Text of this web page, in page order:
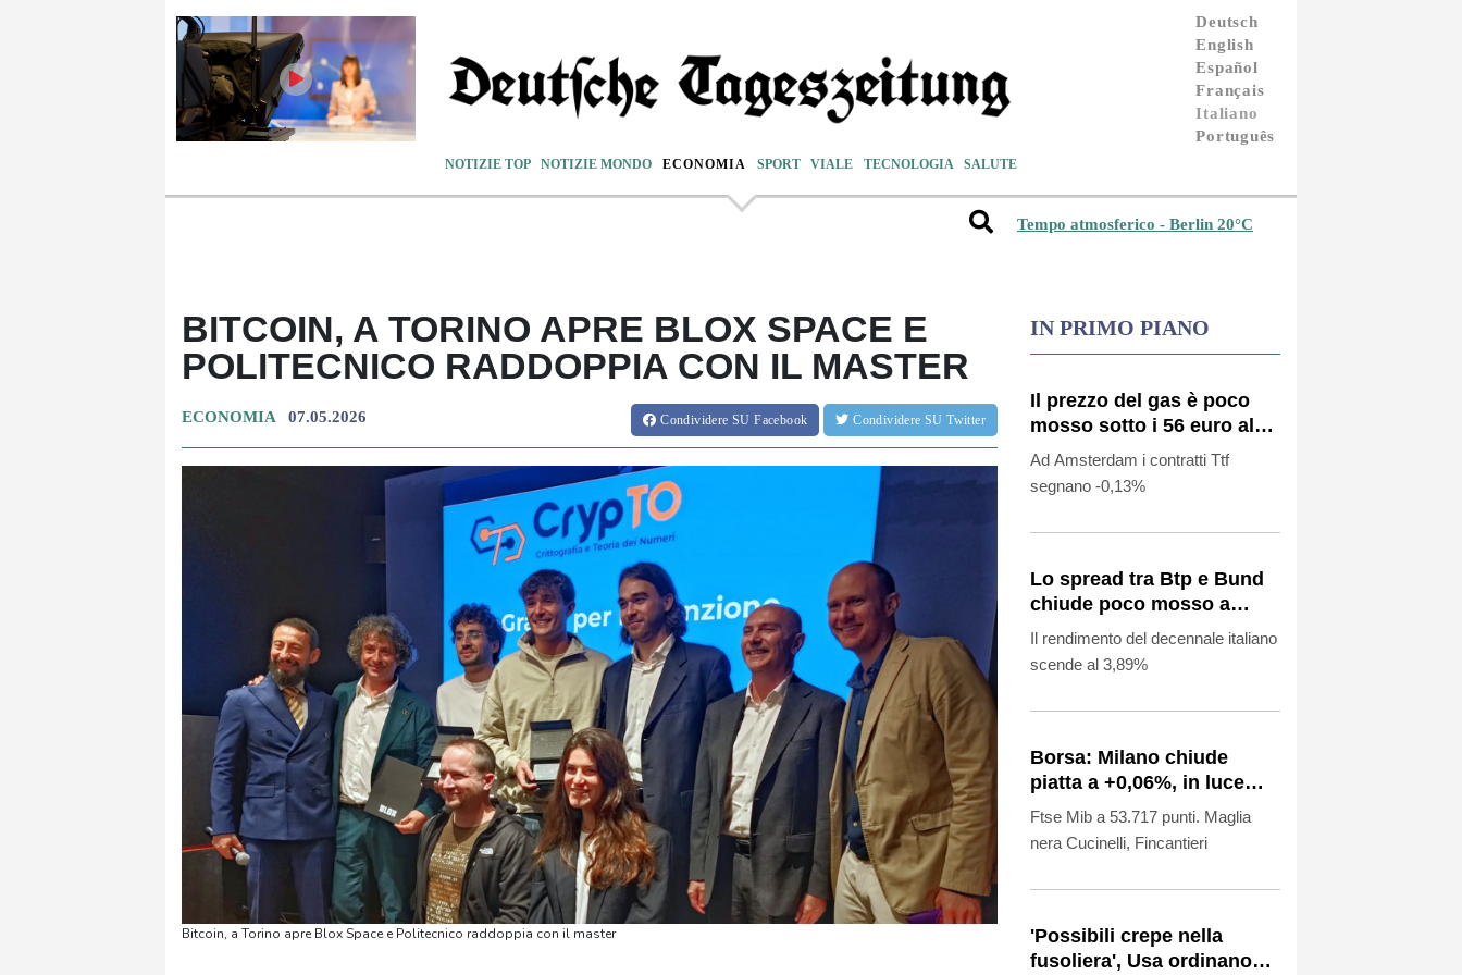
Deutsch
English
Español
Français
Italiano
Português
NOTIZIE TOP NOTIZIE MONDO ECONOMIA SPORT VIALE TECNOLOGIA SALUTE
Tempo atmosferico - Berlin 20°C
BITCOIN, A TORINO APRE BLOX SPACE E
POLITECNICO RADDOPPIA CON IL MASTER
ECONOMIA 07.05.2026 Condividere SU Facebook Condividere SU Twitter
Bitcoin, a Torino apre Blox Space e Politecnico raddoppia con il master
IN PRIMO PIANO
Il prezzo del gas è poco
mosso sotto i 56 euro al
megawattora
Ad Amsterdam i contratti Ttf
segnano -0,13%
Lo spread tra Btp e Bund
chiude poco mosso a
ridosso dei 77 punti base
Il rendimento del decennale italiano
scende al 3,89%
Borsa: Milano chiude
piatta a +0,06%, in luce
Stm
Ftse Mib a 53.717 punti. Maglia
nera Cucinelli, Fincantieri
'Possibili crepe nella
fusoliera', Usa ordinano